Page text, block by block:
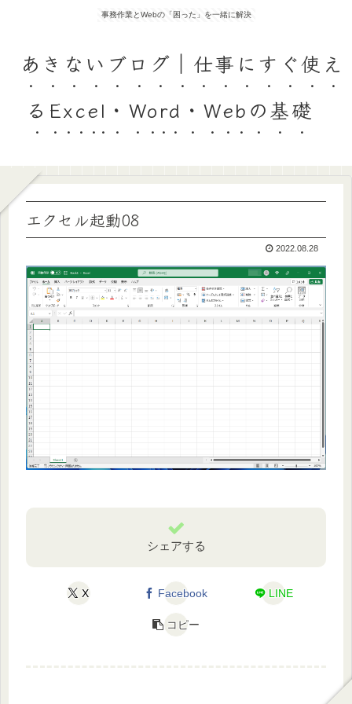
事務作業とWebの「困った」を一緒に解決
あきないブログ｜仕事にすぐ使え
るExcel・Word・Webの基礎
エクセル起動08
2022.08.28
シェアする
X Facebook LINE
コピー